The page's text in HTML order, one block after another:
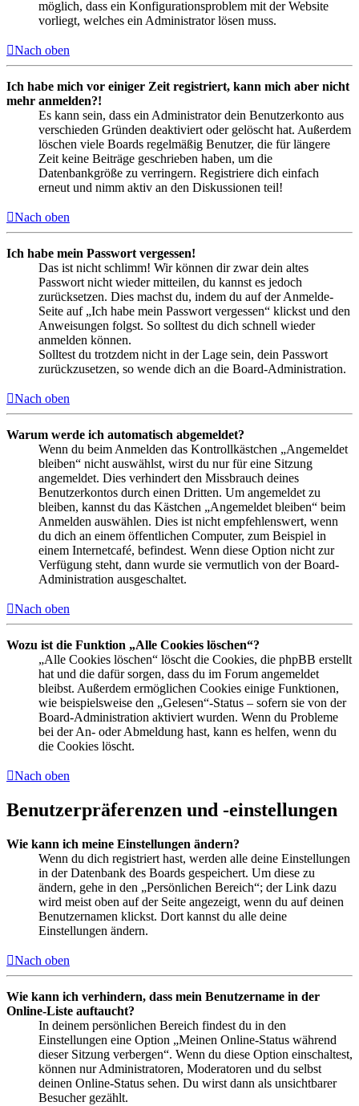
möglich, dass ein Konfigurationsproblem mit der Website
vorliegt, welches ein Administrator lösen muss.
Nach oben
Ich habe mich vor einiger Zeit registriert, kann mich aber nicht
mehr anmelden?!
Es kann sein, dass ein Administrator dein Benutzerkonto aus
verschieden Gründen deaktiviert oder gelöscht hat. Außerdem
löschen viele Boards regelmäßig Benutzer, die für längere
Zeit keine Beiträge geschrieben haben, um die
Datenbankgröße zu verringern. Registriere dich einfach
erneut und nimm aktiv an den Diskussionen teil!
Nach oben
Ich habe mein Passwort vergessen!
Das ist nicht schlimm! Wir können dir zwar dein altes
Passwort nicht wieder mitteilen, du kannst es jedoch
zurücksetzen. Dies machst du, indem du auf der Anmelde-
Seite auf „Ich habe mein Passwort vergessen“ klickst und den
Anweisungen folgst. So solltest du dich schnell wieder
anmelden können.
Solltest du trotzdem nicht in der Lage sein, dein Passwort
zurückzusetzen, so wende dich an die Board-Administration.
Nach oben
Warum werde ich automatisch abgemeldet?
Wenn du beim Anmelden das Kontrollkästchen „Angemeldet
bleiben“ nicht auswählst, wirst du nur für eine Sitzung
angemeldet. Dies verhindert den Missbrauch deines
Benutzerkontos durch einen Dritten. Um angemeldet zu
bleiben, kannst du das Kästchen „Angemeldet bleiben“ beim
Anmelden auswählen. Dies ist nicht empfehlenswert, wenn
du dich an einem öffentlichen Computer, zum Beispiel in
einem Internetcafé, befindest. Wenn diese Option nicht zur
Verfügung steht, dann wurde sie vermutlich von der Board-
Administration ausgeschaltet.
Nach oben
Wozu ist die Funktion „Alle Cookies löschen“?
„Alle Cookies löschen“ löscht die Cookies, die phpBB erstellt
hat und die dafür sorgen, dass du im Forum angemeldet
bleibst. Außerdem ermöglichen Cookies einige Funktionen,
wie beispielsweise den „Gelesen“-Status – sofern sie von der
Board-Administration aktiviert wurden. Wenn du Probleme
bei der An- oder Abmeldung hast, kann es helfen, wenn du
die Cookies löscht.
Nach oben
Benutzerpräferenzen und -einstellungen
Wie kann ich meine Einstellungen ändern?
Wenn du dich registriert hast, werden alle deine Einstellungen
in der Datenbank des Boards gespeichert. Um diese zu
ändern, gehe in den „Persönlichen Bereich“; der Link dazu
wird meist oben auf der Seite angezeigt, wenn du auf deinen
Benutzernamen klickst. Dort kannst du alle deine
Einstellungen ändern.
Nach oben
Wie kann ich verhindern, dass mein Benutzername in der
Online-Liste auftaucht?
In deinem persönlichen Bereich findest du in den
Einstellungen eine Option „Meinen Online-Status während
dieser Sitzung verbergen“. Wenn du diese Option einschaltest,
können nur Administratoren, Moderatoren und du selbst
deinen Online-Status sehen. Du wirst dann als unsichtbarer
Besucher gezählt.